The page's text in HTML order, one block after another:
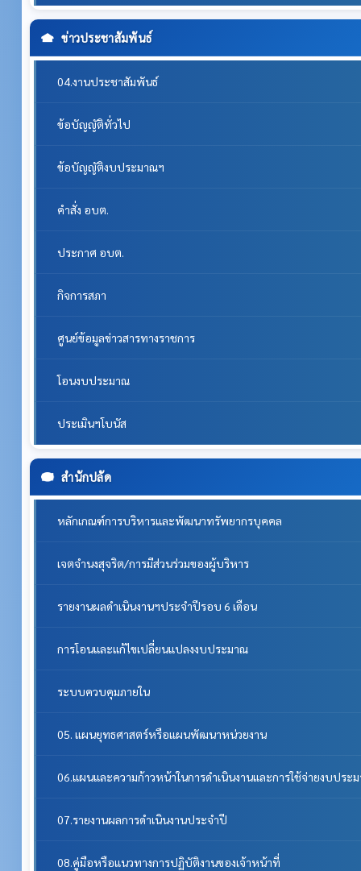
ข่าวประชาสัมพันธ์
04.งานประชาสัมพันธ์
ข้อบัญญัติทั่วไป
ข้อบัญญัติงบประมาณฯ
คำสั่ง อบต.
ประกาศ อบต.
กิจการสภา
ศูนย์ข้อมูลข่าวสารทางราชการ
โอนงบประมาณ
ประเมินฯโบนัส
สำนักปลัด
หลักเกณฑ์การบริหารและพัฒนาทรัพยากรบุคคล
เจตจำนงสุจริต/การมีส่วนร่วมของผู้บริหาร
รายงานผลดำเนินงานฯประจำปีรอบ 6 เดือน
การโอนและแก้ไขเปลี่ยนแปลงงบประมาณ
ระบบควบคุมภายใน
05. แผนยุทธศาสตร์หรือแผนพัฒนาหน่วยงาน
06.แผนและความก้าวหน้าในการดำเนินงานและการใช้จ่ายงบปร
07.รายงานผลการดำเนินงานประจำปี
08.คู่มือหรือแนวทางการปฏิบัติงานของเจ้าหน้าที่